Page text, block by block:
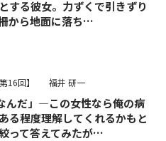
する彼女。力ずくで引きずり
から地面に落ち…
第16回】 福井 研一
んだ」―この女性なら俺の病
る程度理解してくれるかもと
って答えてみたが…